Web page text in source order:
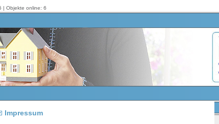
| Objekte online: 6
Impressum